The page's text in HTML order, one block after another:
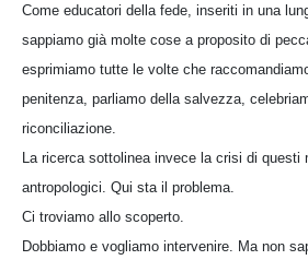
Come educatori della fede, inseriti in una
sappiamo già molte cose a proposito di
esprimiamo tutte le volte che
penitenza, parliamo della salvezza,
riconciliazione.
La ricerca sottolinea invece la crisi di questi
antropologici. Qui sta il problema.
Ci troviamo allo scoperto.
Dobbiamo e vogliamo intervenire. Ma non